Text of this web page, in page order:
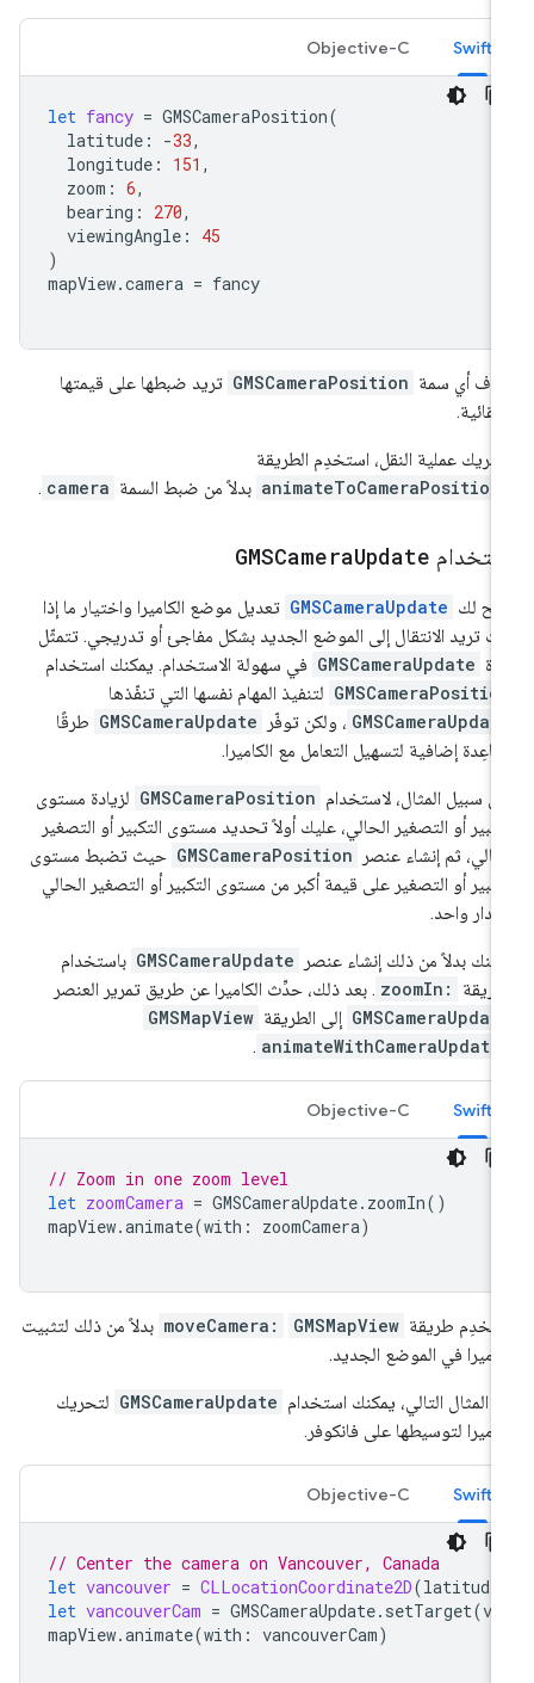
Swift
Objective-C
let fancy = GMSCameraPosition
latitude: -
longitude : 151
zoom:
bearing: 270
viewingAngle:
mapView.camera = fancy
أي سمة GMSCameraPosition تريد ضبطها على قيمتها
عملية النقل، استخدِم الطريقة
بدلاً من ضبط السمة camera
.
GMSCameraUpdate
لك GMSCameraUpdate تعديل موضع الكاميرا واختيار ما إذا
تريد الانتقال إلى الموضع الجديد بشكل مفاجئ أو تدريجي. تتمثّل
GMSCameraUpdate في سهولة الاستخدام. يمكنك استخدام
لتنفيذ المهام نفسها التي تنفّذها
، ولكن توفّر GMSCameraUpdate طرقًا
إضافية لتسهيل التعامل مع الكاميرا.
سبيل المثال، لاستخدام GMSCameraPosition لزيادة مستوى
أو التصغير الحالي، عليك أولاً تحديد مستوى التكبير أو التصغير
ثم إنشاء عنصر GMSCameraPosition حيث تضبط مستوى
أو التصغير على قيمة أكبر من مستوى التكبير أو التصغير الحالي
واحد.
بدلاً من ذلك إنشاء عنصر GMSCameraUpdate باستخدام
zoomIn: . بعد ذلك، حدِّث الكاميرا عن طريق تمرير العنصر
إلى الطريقة GMSMapView
.
Swift
Objective-C
// Zoom in one zoom level
let zoomCamera = GMSCameraUpdate.zoomIn
mapView.animate(with: zoomCamera
طريقة GMSMapView
moveCamera: بدلاً من ذلك لتثبيت
في الموضع الجديد.
المثال التالي، يمكنك استخدام GMSCameraUpdate لتحريك
لتوسيطها على فانكوفر.
Swift
Objective-C
// Center the camera on Vancouver, Canada
let vancouver = CLLocationCoordinate2D(latitude
let vancouverCam = GMSCameraUpdate.setTarget
mapView.animate(with: vancouverCam